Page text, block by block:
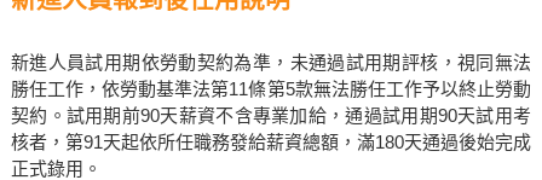
新進人員試用期依勞動契約為準，未通過試用期評核，視同無法
勝任工作，依勞動基準法第11條第5款無法勝任工作予以終止勞動
契約。試用期前90天薪資不含專業加給，通過試用期90天試用考
核者，第91天起依所任職務發給薪資總額，滿180天通過後始完成
正式錄用。